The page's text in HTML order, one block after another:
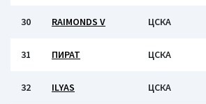
30 RAIMONDS V ЦСКА
31 ПИРАТ ЦСКА
32 ILYAS ЦСКА